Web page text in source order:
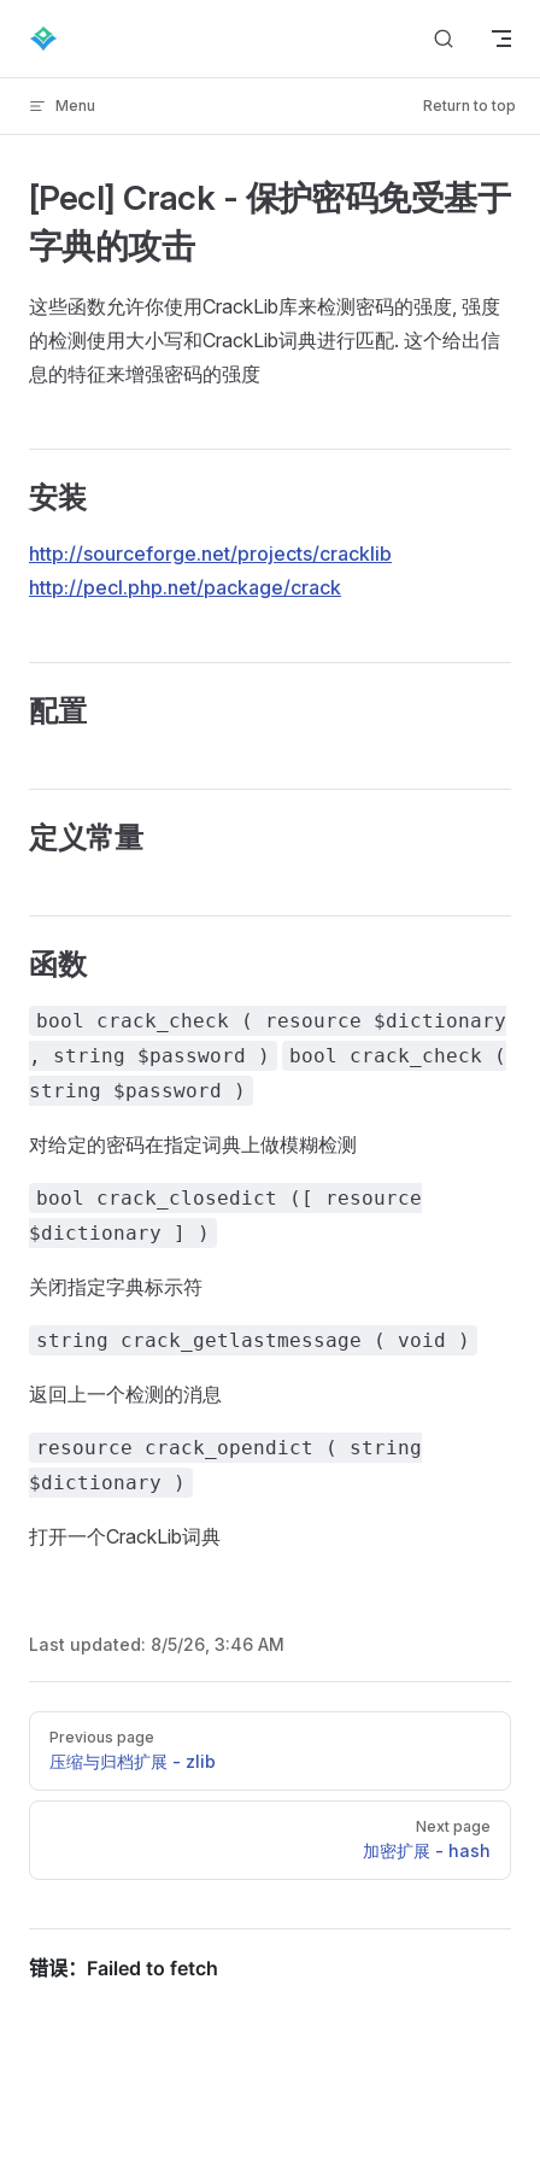
Skip to content
Menu Return to top
[Pecl] Crack - 保护密码免受基于
字典的攻击
这些函数允许你使用CrackLib库来检测密码的强度, 强度
的检测使用大小写和CrackLib词典进行匹配. 这个给出信
息的特征来增强密码的强度
安装
http://sourceforge.net/projects/cracklib
http://pecl.php.net/package/crack
配置
定义常量
函数
bool crack_check ( resource $dictionary
, string $password )
bool crack_check (
string $password )
对给定的密码在指定词典上做模糊检测
bool crack_closedict ([ resource
$dictionary ] )
关闭指定字典标示符
string crack_getlastmessage ( void )
返回上一个检测的消息
resource crack_opendict ( string
$dictionary )
打开一个CrackLib词典
Last updated: 8/5/26, 3:46 AM
Pager
Previous page
压缩与归档扩展 - zlib
Next page
加密扩展 - hash